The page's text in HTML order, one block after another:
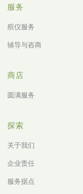
服务
殡仪服务
辅导与咨商
商店
圆满服务
探索
关于我们
企业责任
服务据点